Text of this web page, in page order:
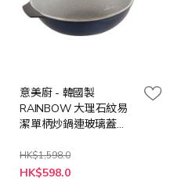
意美廚 - 韓國製
RAINBOW 大理石紋易
潔單柄炒鍋連玻璃蓋
HK$1,598.0
特
殊
HK$598.0